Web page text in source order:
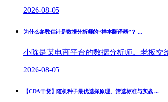
2026-08-05
为什么参数估计是数据分析师的“样本翻译器”？ ...
小陈是某电商平台的数据分析师。老板交
2026-08-05
【CDA干货】随机种子最优选择原理、筛选标准与实战 ...